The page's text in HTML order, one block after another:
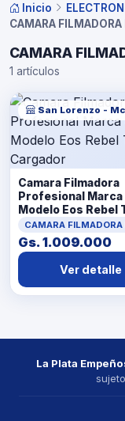
Inicio
CAMARA FILMADORA
CAMARA
1 artículos
San Lorenzo - Mcal.
Camara Filmadora
Profesional Marca
Modelo Eos Rebel
Acc Cargador
Gs. 1.009.000
Ver detalle
La Plata